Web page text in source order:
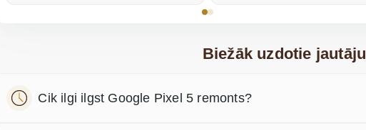
Biežāk uzdotie
Cik ilgi ilgst Google Pixel 5 remonts?